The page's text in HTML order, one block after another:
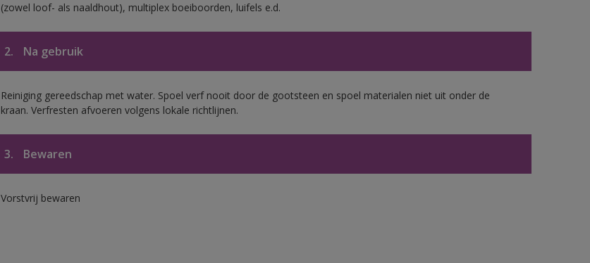
(zowel loof- als naaldhout), multiplex boeiboorden, luifels e.d.
2. Na gebruik
Reiniging gereedschap met water. Spoel verf nooit door de gootsteen en spoel materialen niet uit onder de
kraan. Verfresten afvoeren volgens lokale richtlijnen.
3. Bewaren
Vorstvrij bewaren